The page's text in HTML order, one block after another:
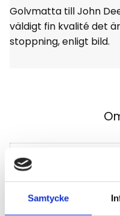
Samtycke
Golvmatta till John
väldigt fin kvalité det
stoppning, enligt bild.